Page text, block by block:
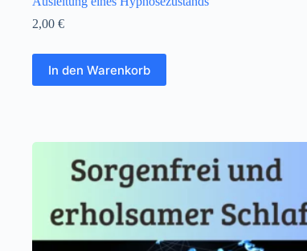
2,00 €
In den Warenkorb